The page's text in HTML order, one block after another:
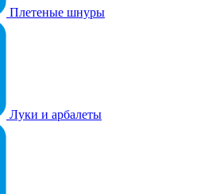
Плетеные шнуры
Луки и арбалеты